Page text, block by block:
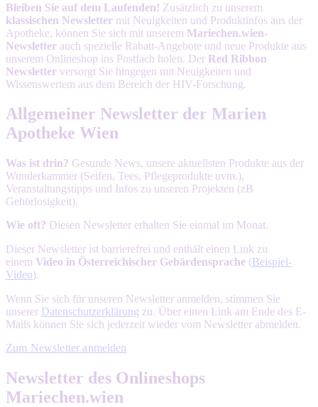
Bleiben Sie auf dem Laufenden! Zusätzlich zu unserem
klassischen Newsletter mit Neuigkeiten und Produktinfos aus der
Apotheke, können Sie sich mit unserem Mariechen.wien-
Newsletter auch spezielle Rabatt-Angebote und neue Produkte aus
unserem Onlineshop ins Postfach holen. Der Red Ribbon
Newsletter versorgt Sie hingegen mit Neuigkeiten und
Wissenswertem aus dem Bereich der HIV-Forschung.
Allgemeiner Newsletter der Marien
Apotheke Wien
Was ist drin? Gesunde News, unsere aktuellsten Produkte aus der
Wunderkammer (Seifen, Tees, Pflegeprodukte uvm.),
Veranstaltungstipps und Infos zu unseren Projekten (zB
Gehörlosigkeit).
Wie oft? Diesen Newsletter erhalten Sie einmal im Monat.
Dieser Newsletter ist barrierefrei und enthält einen Link zu
einem Video in Österreichischer Gebärdensprache (Beispiel-
Video).
Wenn Sie sich für unseren Newsletter anmelden, stimmen Sie
unserer Datenschutzerklärung zu. Über einen Link am Ende des E-
Mails können Sie sich jederzeit wieder vom Newsletter abmelden.
Zum Newsletter anmelden
Newsletter des Onlineshops
Mariechen.wien